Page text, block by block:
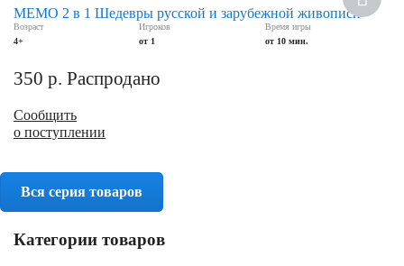
МЕМО 2 в 1 Шедевры русской и зарубежной живописи
Возраст
4+
Игроков
от 1
Время игры
от 10 мин.
350 р. Распродано
Сообщить
о поступлении
Вся серия товаров
Категории товаров